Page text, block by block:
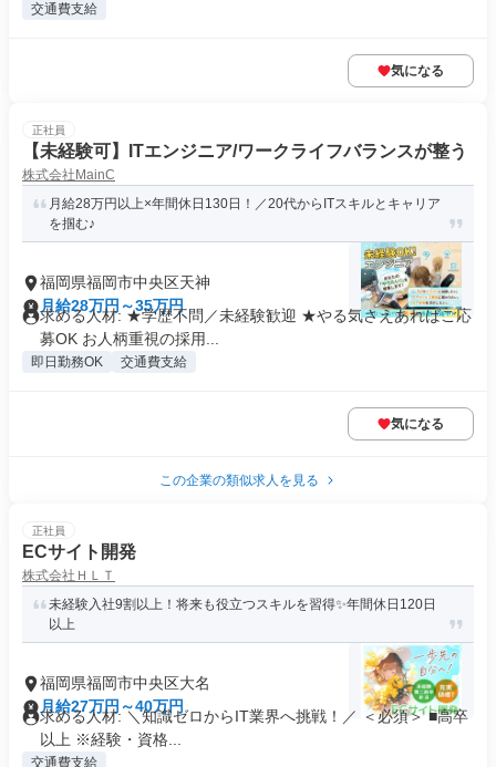
交通費支給
気になる
正社員
【未経験可】ITエンジニア/ワークライフバランスが整う
株式会社MainC
月給28万円以上×年間休日130日！／20代からITスキルとキャリア
を掴む♪
福岡県福岡市中央区天神
月給28万円～35万円
求める人材: ★学歴不問／未経験歓迎 ★やる気さえあればご応
募OK お人柄重視の採用...
即日勤務OK 交通費支給
気になる
この企業の類似求人を見る
正社員
ECサイト開発
株式会社ＨＬＴ
未経験入社9割以上！将来も役立つスキルを習得✨年間休日120日
以上
福岡県福岡市中央区大名
月給27万円～40万円
求める人材: ＼知識ゼロからIT業界へ挑戦！／ ＜必須＞ ■高卒
以上 ※経験・資格...
交通費支給